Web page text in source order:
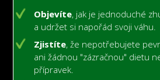
Objevíte, jak je jednoduché
a udržet si napořád svoji váhu.
Zjistíte, že nepotřebujete
ani žádnou "zázračnou" dietu
přípravek.